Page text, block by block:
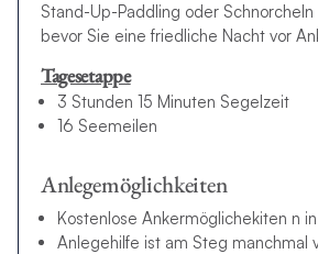
Stand-Up-Paddling oder
bevor Sie eine friedliche Nacht vor
Tagesetappe
3 Stunden 15 Minuten Segelzeit
16 Seemeilen
Anlegemöglichkeiten
Kostenlose Ankermöglichekiten n
Anlegehilfe ist am Steg manchmal